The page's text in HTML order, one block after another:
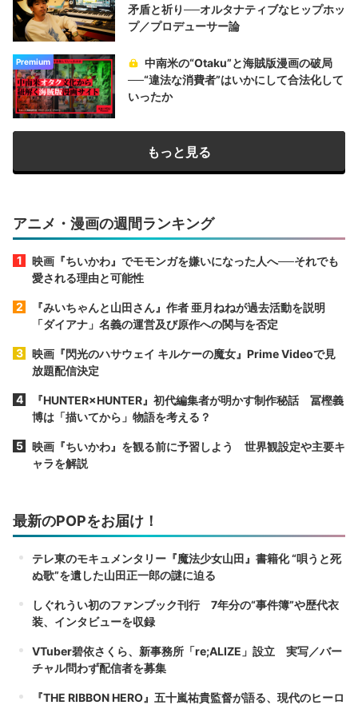
矛盾と祈り──オルタナティブなヒップホッ
プ／プロデューサー論
Premium
中南米の“Otaku”と海賊版漫画の破局
──“違法な消費者”はいかにして合法化して
いったか
もっと見る
アニメ・漫画の週間ランキング
映画『ちいかわ』でモモンガを嫌いになった人へ──それでも
愛される理由と可能性
『みいちゃんと山田さん』作者 亜月ねねが過去活動を説明
「ダイアナ」名義の運営及び原作への関与を否定
映画『閃光のハサウェイ キルケーの魔女』Prime Videoで見
放題配信決定
『HUNTER×HUNTER』初代編集者が明かす制作秘話 冨樫義
博は「描いてから」物語を考える？
映画『ちいかわ』を観る前に予習しよう 世界観設定や主要キ
ャラを解説
最新のPOPをお届け！
テレ東のモキュメンタリー『魔法少女山田』書籍化 “唄うと死
ぬ歌”を遺した山田正一郎の謎に迫る
しぐれうい初のファンブック刊行 7年分の“事件簿”や歴代衣
装、インタビューを収録
VTuber碧依さくら、新事務所「re;ALIZE」設立 実写／バー
チャル問わず配信者を募集
『THE RIBBON HERO』五十嵐祐貴監督が語る、現代のヒーロ